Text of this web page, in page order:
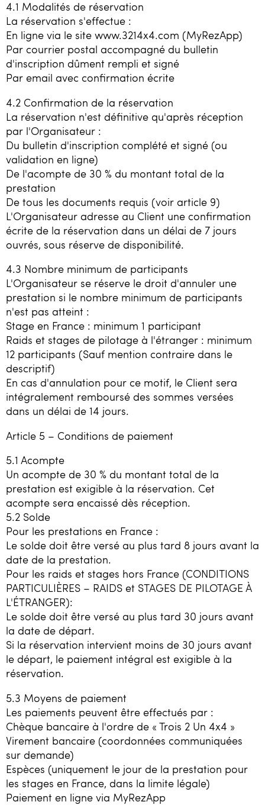
4.1 Modalités de réservation
La réservation s'effectue :
En ligne via le site www.3214x4.com (MyRezApp)
Par courrier postal accompagné du bulletin
d'inscription dûment rempli et signé
Par email avec confirmation écrite
4.2 Confirmation de la réservation
La réservation n'est définitive qu'après réception
par l'Organisateur :
Du bulletin d'inscription complété et signé (ou
validation en ligne)
De l'acompte de 30 % du montant total de la
prestation
De tous les documents requis (voir article 9)
L'Organisateur adresse au Client une confirmation
écrite de la réservation dans un délai de 7 jours
ouvrés, sous réserve de disponibilité.
4.3 Nombre minimum de participants
L'Organisateur se réserve le droit d'annuler une
prestation si le nombre minimum de participants
n'est pas atteint :
Stage en France : minimum 1 participant
Raids et stages de pilotage à l'étranger : minimum
12 participants (Sauf mention contraire dans le
descriptif)
En cas d'annulation pour ce motif, le Client sera
intégralement remboursé des sommes versées
dans un délai de 14 jours.
Article 5 – Conditions de paiement
5.1 Acompte
Un acompte de 30 % du montant total de la
prestation est exigible à la réservation. Cet
acompte sera encaissé dès réception.
5.2 Solde
Pour les prestations en France :
Le solde doit être versé au plus tard 8 jours avant la
date de la prestation.
Pour les raids et stages hors France (CONDITIONS
PARTICULIÈRES – RAIDS et STAGES DE PILOTAGE À
L'ÉTRANGER):
Le solde doit être versé au plus tard 30 jours avant
la date de départ.
Si la réservation intervient moins de 30 jours avant
le départ, le paiement intégral est exigible à la
réservation.
5.3 Moyens de paiement
Les paiements peuvent être effectués par :
Chèque bancaire à l'ordre de « Trois 2 Un 4x4 »
Virement bancaire (coordonnées communiquées
sur demande)
Espèces (uniquement le jour de la prestation pour
les stages en France, dans la limite légale)
Paiement en ligne via MyRezApp